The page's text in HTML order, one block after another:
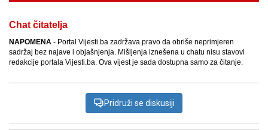
Chat čitatelja
NAPOMENA - Portal Vijesti.ba zadržava pravo da obriše neprimjeren
sadržaj bez najave i objašnjenja. Mišljenja iznešena u chatu nisu stavovi
redakcije portala Vijesti.ba. Ova vijest je sada dostupna samo za čitanje.
Pridruži se diskusiji